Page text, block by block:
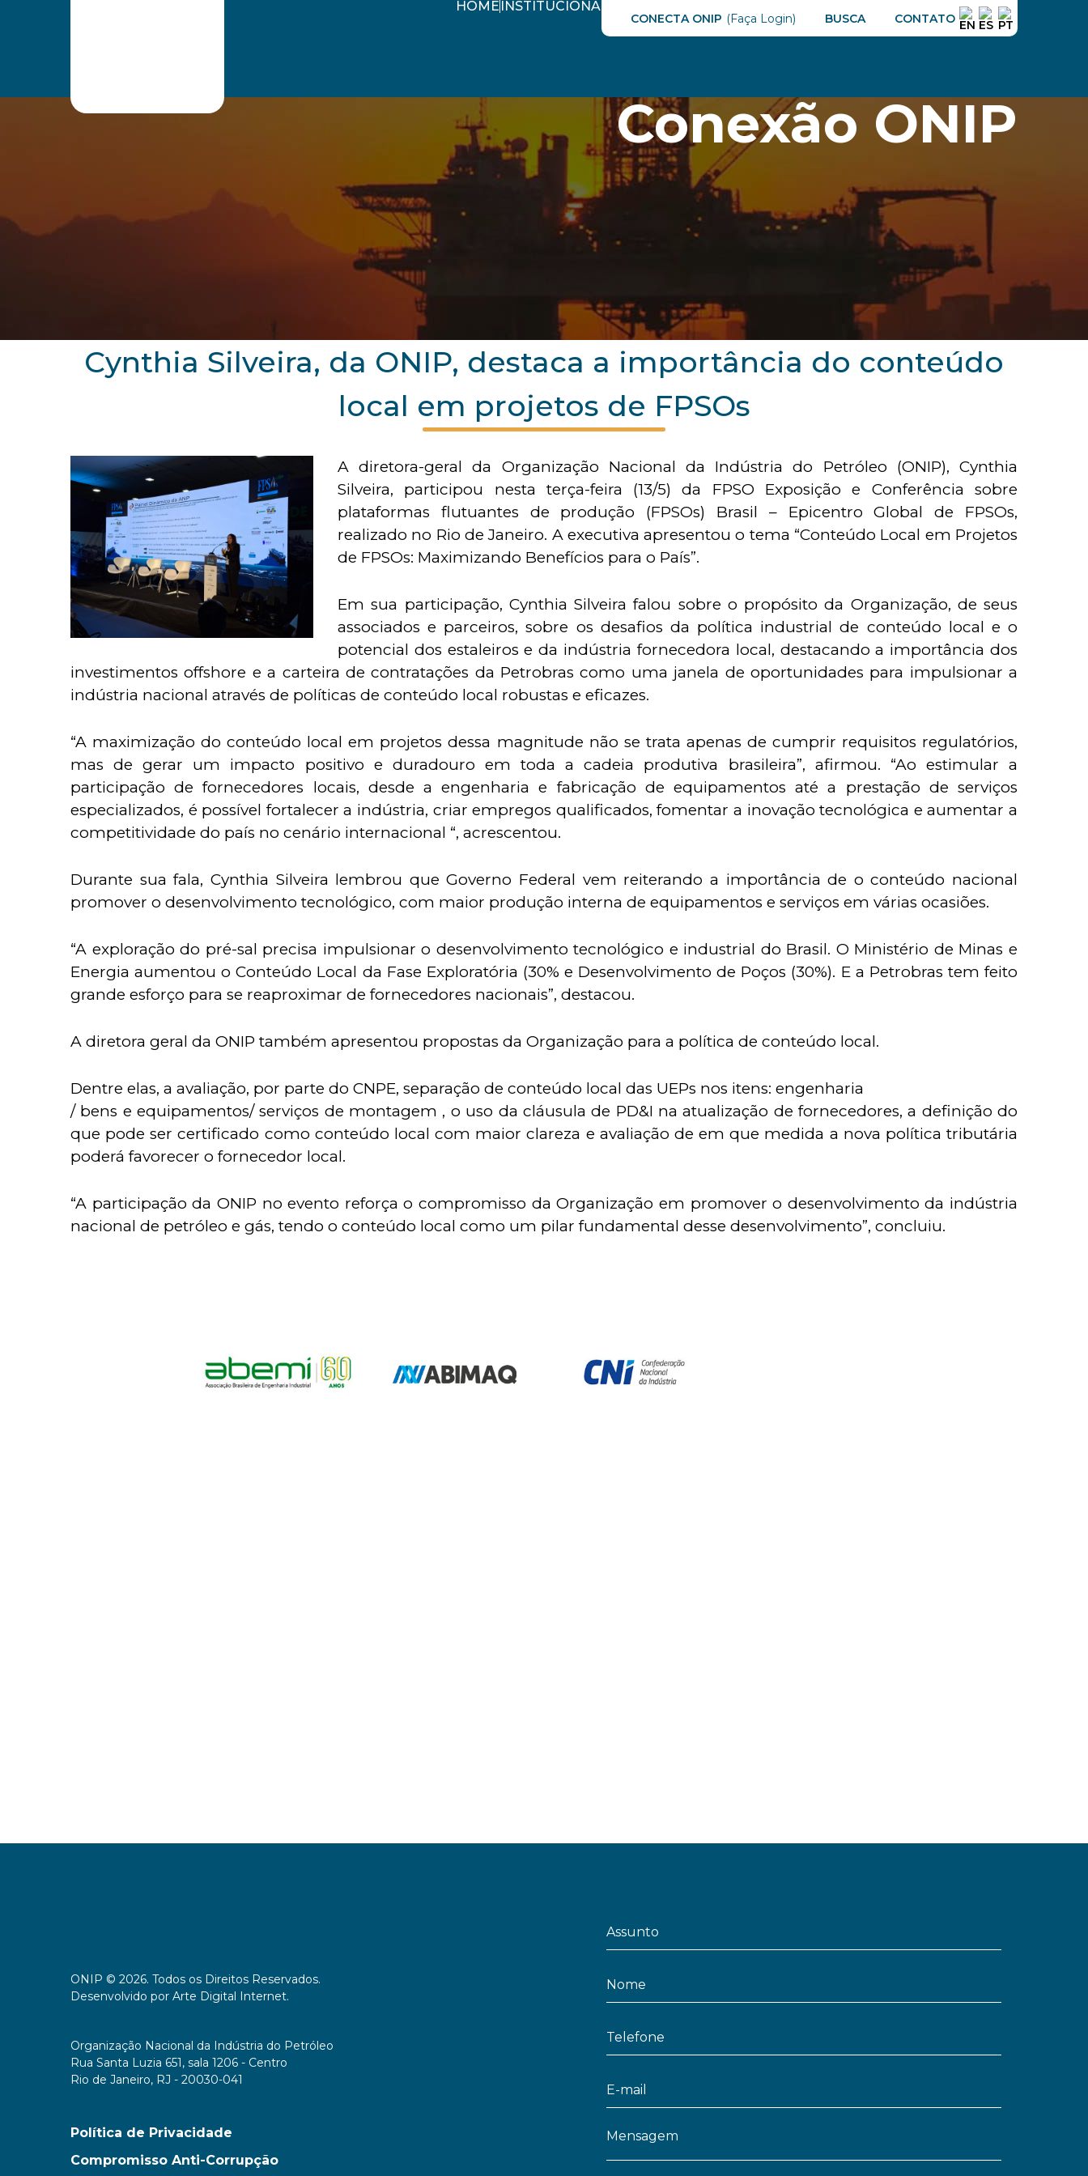
Buscar
CONECTA ONIP BUSCA CONTATO
HOME INSTITUCIONAL NOTÍCIAS
Conexão ONIP
Cynthia Silveira, da ONIP, destaca a importância do conteúdo
local em projetos de FPSOs
A diretora-geral da Organização Nacional da Indústria do Petróleo (ONIP), Cynthia
Silveira, participou nesta terça-feira (13/5) da FPSO Exposição e Conferência sobre
plataformas flutuantes de produção (FPSOs) Brasil – Epicentro Global de FPSOs,
realizado no Rio de Janeiro. A executiva apresentou o tema “Conteúdo Local em Projetos
de FPSOs: Maximizando Benefícios para o País”.
Em sua participação, Cynthia Silveira falou sobre o propósito da Organização, de seus
associados e parceiros, sobre os desafios da política industrial de conteúdo local e o
potencial dos estaleiros e da indústria fornecedora local, destacando a importância dos
investimentos offshore e a carteira de contratações da Petrobras como uma janela de oportunidades para impulsionar a
indústria nacional através de políticas de conteúdo local robustas e eficazes.
“A maximização do conteúdo local em projetos dessa magnitude não se trata apenas de cumprir requisitos regulatórios,
mas de gerar um impacto positivo e duradouro em toda a cadeia produtiva brasileira”, afirmou. “Ao estimular a
participação de fornecedores locais, desde a engenharia e fabricação de equipamentos até a prestação de serviços
especializados, é possível fortalecer a indústria, criar empregos qualificados, fomentar a inovação tecnológica e aumentar a
competitividade do país no cenário internacional “, acrescentou.
Durante sua fala, Cynthia Silveira lembrou que Governo Federal vem reiterando a importância de o conteúdo nacional
promover o desenvolvimento tecnológico, com maior produção interna de equipamentos e serviços em várias ocasiões.
“A exploração do pré-sal precisa impulsionar o desenvolvimento tecnológico e industrial do Brasil. O Ministério de Minas e
Energia aumentou o Conteúdo Local da Fase Exploratória (30% e Desenvolvimento de Poços (30%). E a Petrobras tem feito
grande esforço para se reaproximar de fornecedores nacionais”, destacou.
A diretora geral da ONIP também apresentou propostas da Organização para a política de conteúdo local.
Dentre elas, a avaliação, por parte do CNPE, separação de conteúdo local das UEPs nos itens: engenharia
/ bens e equipamentos/ serviços de montagem , o uso da cláusula de PD&I na atualização de fornecedores, a definição do
que pode ser certificado como conteúdo local com maior clareza e avaliação de em que medida a nova política tributária
poderá favorecer o fornecedor local.
“A participação da ONIP no evento reforça o compromisso da Organização em promover o desenvolvimento da indústria
nacional de petróleo e gás, tendo o conteúdo local como um pilar fundamental desse desenvolvimento”, concluiu.
ONIP © 2026. Todos os Direitos Reservados.
Desenvolvido por Arte Digital Internet.
Organização Nacional da Indústria do Petróleo
Rua Santa Luzia 651, sala 1206 - Centro
Rio de Janeiro, RJ - 20030-041
Política de Privacidade
Compromisso Anti-Corrupção